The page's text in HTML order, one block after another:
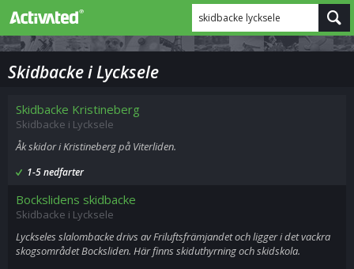
skidbacke lycksele
Skidbacke i Lycksele
Skidbacke Kristineberg
Skidbacke i Lycksele
Åk skidor i Kristineberg på Viterliden.
1-5 nedfarter
Bockslidens skidbacke
Skidbacke i Lycksele
Lyckseles slalombacke drivs av Friluftsfrämjandet och ligger i det vackra
skogsområdet Bocksliden. Här finns skiduthyrning och skidskola.